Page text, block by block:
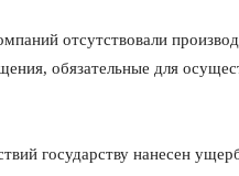
отсутствовали
обязательные для
государству нанесен